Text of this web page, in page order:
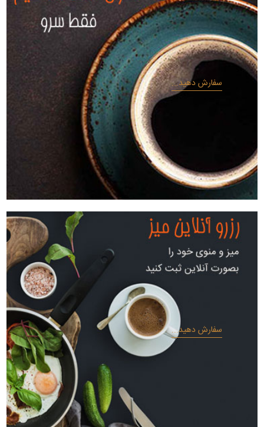
سفارش دهید...
سفارش دهید...